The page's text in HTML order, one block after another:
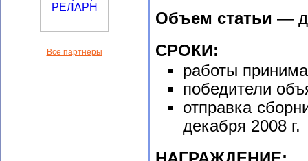
Все партнеры
Объем статьи —
СРОКИ:
работы
победители
отправка
декабря 2008 г.